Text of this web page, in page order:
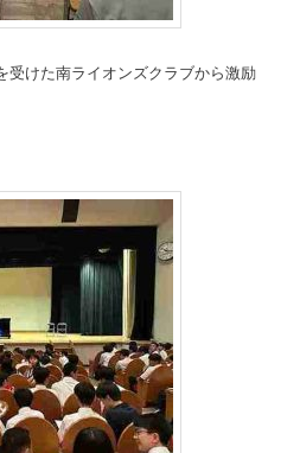
受けた南ライオンズクラブから激励